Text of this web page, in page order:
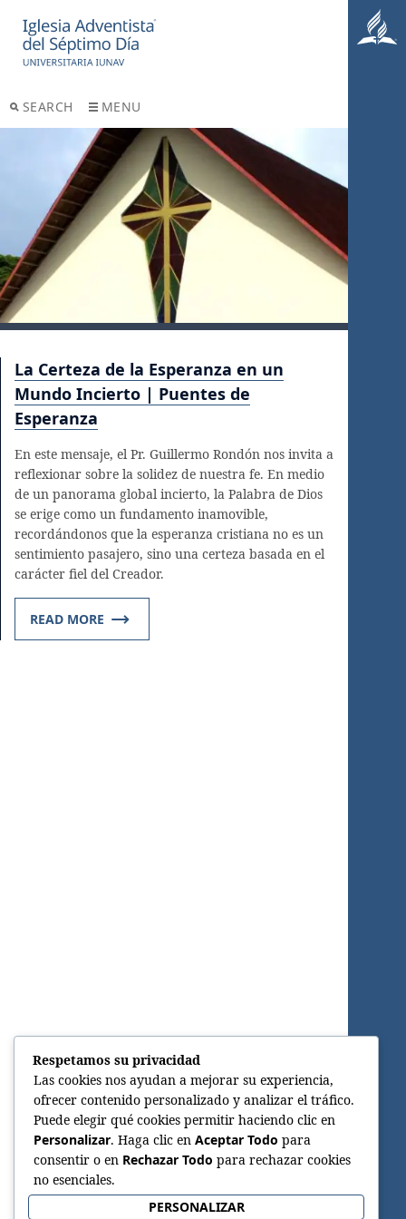
SEARCH MENU
La Certeza de la Esperanza en un
Mundo Incierto | Puentes de
Esperanza
En este mensaje, el Pr. Guillermo Rondón nos invita a
reflexionar sobre la solidez de nuestra fe. En medio
de un panorama global incierto, la Palabra de Dios
se erige como un fundamento inamovible,
recordándonos que la esperanza cristiana no es un
sentimiento pasajero, sino una certeza basada en el
carácter fiel del Creador.
READ MORE
Respetamos su privacidad
Las cookies nos ayudan a mejorar su experiencia,
ofrecer contenido personalizado y analizar el tráfico.
Puede elegir qué cookies permitir haciendo clic en
Personalizar. Haga clic en Aceptar Todo para
consentir o en Rechazar Todo para rechazar cookies
no esenciales.
PERSONALIZAR